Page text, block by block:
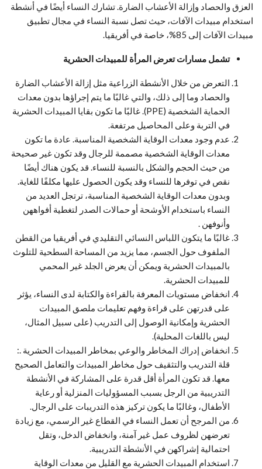
العزق والحصاد وإزالة الأعشاب الضارة. تشارك النساء أيضًا في أنشطة
استخدام مبيدات الآفات، حيث تصل نسبة النساء في مجال تطبيق
مبيدات الآفات إلى 85%، خاصة في أفريقيا.
تشمل مسارات تعرض المرأة للمبيدات الحشرية
التعرض من خلال الأنشطة الزراعية مثل إزالة الأعشاب الضارة
والحصاد وما إلى ذلك، والتي غالبًا ما يتم إجراؤها بدون معدات
الحماية الشخصية (PPE). غالبًا ما تكون بقايا المبيدات الحشرية
في التربة وعلى المحاصيل مرتفعة.
عدم وجود معدات الوقاية الشخصية المناسبة. عادة ما تكون
معدات الوقاية الشخصية مصممة للرجال وقد تكون غير صحيحة
من حيث الحجم والشكل بالنسبة للنساء. قد يكون هناك أيضًا
نقص في توفرها للنساء وقد يكون الحصول عليها مكلفًا للغاية.
وبدون معدات الوقاية الشخصية المناسبة، ترتجل العديد من
النساء باستخدام الأوشحة أو حمالات الصدر لتغطية أفواههن
وأنوفهن .
غالبًا ما يتكون اللباس النسائي التقليدي في أفريقيا من القطن
الملفوف حول الجسم، مما يزيد من المساحة السطحية للتلوث
بالمبيدات الحشرية ويمكن أن يعرض الجلد غير المحمي
للمبيدات الحشرية.
انخفاض مستويات المعرفة بالقراءة والكتابة لدى النساء، يؤثر
على قدرتهن على قراءة وفهم تعليمات ملصق المبيدات
الحشرية وإمكانية الوصول إلى التدريب (على سبيل المثال،
ليس باللغات المحلية).
انخفاض إدراك المخاطر والوعي بمخاطر المبيدات الحشرية .:
قلة التدريب والتثقيف حول مخاطر المبيدات والتعامل الصحيح
معها. قد تكون المرأة أقل قدرة على المشاركة في الأنشطة
التدريبية من الرجل بسبب المسؤوليات المنزلية أو رعاية
الأطفال، وغالبًا ما يكون تركيز هذه التدريبات على الرجال.
من المرجح أن تعمل النساء في القطاع غير الرسمي، مع زيادة
تعرضهن لظروف عمل غير آمنة، وانخفاض الدخل، وتقل
احتمالية إشراكهن في الأنشطة التدريبية.
استخدام المبيدات الحشرية مع القليل من معدات الوقاية